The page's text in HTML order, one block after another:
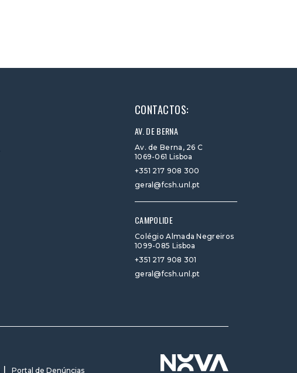
CONTACTOS:
AV. DE BERNA
Av. de Berna, 26 C
1069-061 Lisboa
+351 217 908 300
geral@fcsh.unl.pt
CAMPOLIDE
Colégio Almada Negreiros
1099-085 Lisboa
+351 217 908 301
geral@fcsh.unl.pt
Portal de Denúncias